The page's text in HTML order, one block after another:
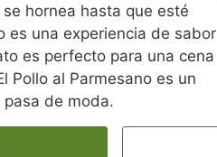
hornea hasta que esté
es una experiencia de sabor
es perfecto para una cena
Pollo al Parmesano es un
de moda.